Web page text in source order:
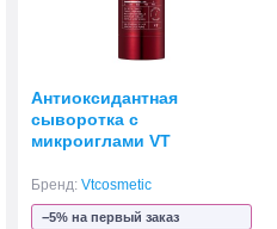
Антиоксидантная
сыворотка с
микроиглами VT
Reedle Shot 700 30мл
Бренд: Vtcosmetic
−5% на первый заказ